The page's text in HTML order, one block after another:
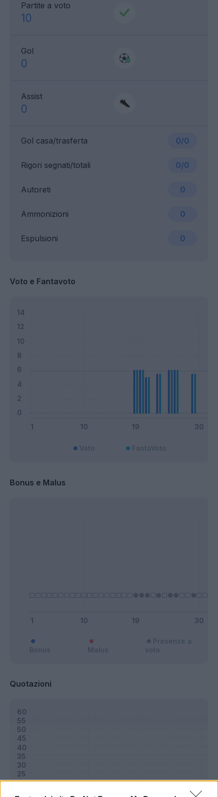
Partite a voto
10
Gol
0
Assist
0
Gol casa/trasferta 0/0
Ammonizioni 0
Rigori segnati/totali 0/0
Espulsioni 0
Autoreti 0
Voto e Fantavoto
Bonus e Malus
Quotazioni